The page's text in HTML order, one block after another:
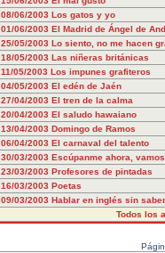
08/06/2003 Los gatos y yo
01/06/2003 El Madrid de Ángel de
25/05/2003 Lo siento, no me hacen
18/05/2003 Las niñeras británicas
11/05/2003 Los impunes grafiteros
04/05/2003 El edén de Jaén
27/04/2003 El tren de la calma
20/04/2003 El saludo hawaiano
13/04/2003 Domingo de Ramos
06/04/2003 El carnaval del talento
30/03/2003 Escúpanme ahora, vamos
23/03/2003 Profesores de pintadas
16/03/2003 Poetas
09/03/2003 Hablar en inglés sin
Todos los